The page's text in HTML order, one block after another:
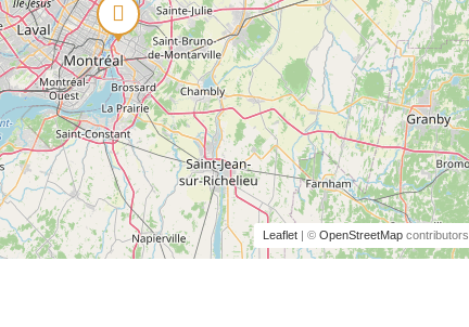
Leaflet| © OpenStreetMapcontributors